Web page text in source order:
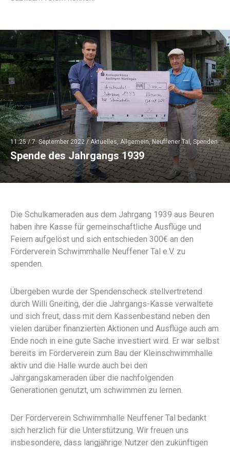
11:25 /7. September 2022 /Aktuelles,Allgemein,Neuffener Tal , Spenden
Spende des Jahrgangs 1939
Die Schulkameraden aus dem Jahrgang 1939 aus Beuren
haben ihre Kasse für gemeinschaftliche Ausflüge und
Feiern aufgelöst und sich entschieden 300€ an den
Förderverein Schwimmhalle Neuffener Tal e.V. zu
spenden.
Übergeben wurde der Spendenscheck stellvertretend
durch Willi Gneiting, der die Jahrgangs-Kasse verwaltete
und sich freut, dass mit dem Kassenbestand neben den
vielen darüber finanzierten Aktionen und Ausflüge auch am
Ende noch in eine gute Sache investiert wird. Er war selbst
bereits im Förderverein zum Bau der Kleinschwimmhalle
aktiv und die Halle wurde auch bei den
Jahrgangskameraden über die nachfolgenden
Generationen genutzt, um schwimmen zu lernen.
Der Förderverein Schwimmhalle Neuffener Tal bedankt
sich herzlich für die Unterstützung. Wir freuen uns
insbesondere, dass langjährige Nutzer den zukünftigen